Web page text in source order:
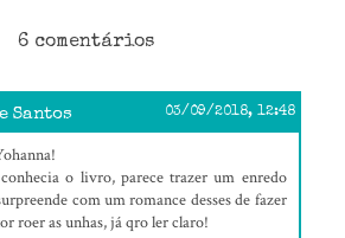
6 comentários
Santos 03/09/2018, 12:48
o livro, parece trazer um enredo
com um romance desses de fazer
roer as unhas, já qro ler claro!